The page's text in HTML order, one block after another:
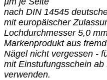
nach DIN 14545
mit europäischer
Lochdurchmesser 5,0
Markenprodukt aus
Nägel nicht vergessen -
mit Einstufungsschein
verwenden.